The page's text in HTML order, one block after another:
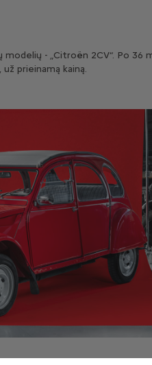
- „Citroën 2CV“. Po 36
prieinamą kainą.